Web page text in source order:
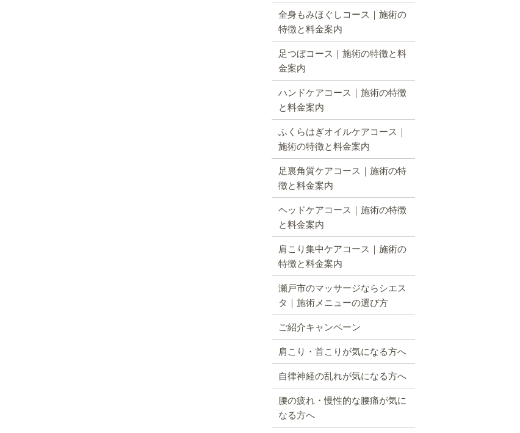
全身もみほぐしコース｜施術の
特徴と料金案内
足つぼコース｜施術の特徴と料
金案内
ハンドケアコース｜施術の特徴
と料金案内
ふくらはぎオイルケアコース｜
施術の特徴と料金案内
足裏角質ケアコース｜施術の特
徴と料金案内
ヘッドケアコース｜施術の特徴
と料金案内
肩こり集中ケアコース｜施術の
特徴と料金案内
瀬戸市のマッサージならシエス
タ｜施術メニューの選び方
ご紹介キャンペーン
肩こり・首こりが気になる方へ
自律神経の乱れが気になる方へ
腰の疲れ・慢性的な腰痛が気に
なる方へ